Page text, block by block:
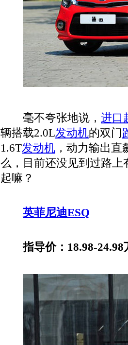
毫不夸张地说， 进口
辆搭载2.0L发动机的双门
1.6T发动机 ，动力输出
么，目前还没见到过路
起嘛？
英菲尼迪ESQ
指导价：18.98-24.98